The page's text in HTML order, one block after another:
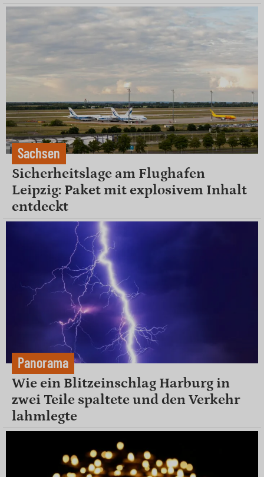
Sachsen
Sicherheitslage am Flughafen
Leipzig: Paket mit explosivem Inhalt
entdeckt
Panorama
Wie ein Blitzeinschlag Harburg in
zwei Teile spaltete und den Verkehr
lahmlegte